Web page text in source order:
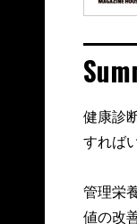
健康診
すれば
管理栄
値の改